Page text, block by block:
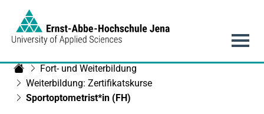
Fachgebiet Optometrie
Fort- und Weiterbildung
Weiterbildung: Zertifikatskurse
Sportoptometrist*in (FH)